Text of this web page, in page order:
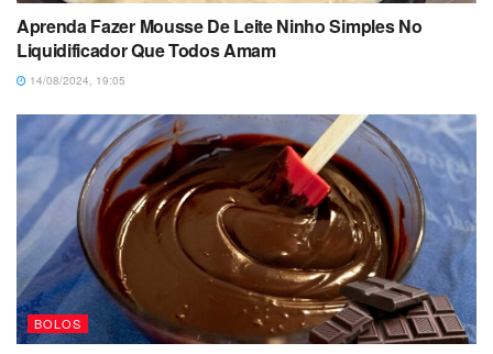
Aprenda Fazer Mousse De Leite Ninho Simples No
Liquidificador Que Todos Amam
14/08/2024, 19:05
BOLOS